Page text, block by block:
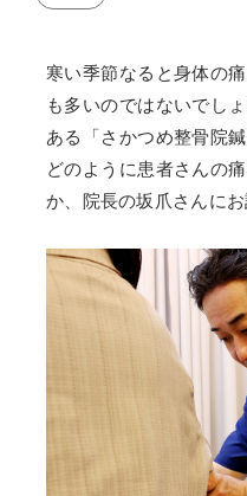
寒い季節なると身体の
も多いのではないでし
ある「さかつめ整骨院
どのように患者さんの
か、院長の坂爪さんにお